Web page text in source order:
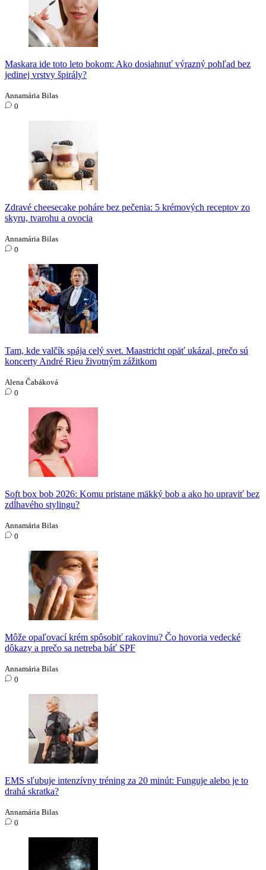
Maskara ide toto leto bokom: Ako dosiahnuť výrazný pohľad bez
jedinej vrstvy špirály?
Annamária Bilas
0
Zdravé cheesecake poháre bez pečenia: 5 krémových receptov zo
skyru, tvarohu a ovocia
Annamária Bilas
0
Tam, kde valčík spája celý svet. Maastricht opäť ukázal, prečo sú
koncerty André Rieu životným zážitkom
Alena Čabáková
0
Soft box bob 2026: Komu pristane mäkký bob a ako ho upraviť bez
zdĺhavého stylingu?
Annamária Bilas
0
Môže opaľovací krém spôsobiť rakovinu? Čo hovoria vedecké
dôkazy a prečo sa netreba báť SPF
Annamária Bilas
0
EMS sľubuje intenzívny tréning za 20 minút: Funguje alebo je to
drahá skratka?
Annamária Bilas
0